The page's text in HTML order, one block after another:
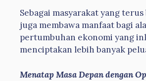
Sebagai masyarakat yang
juga membawa manfaat bagi
pertumbuhan ekonomi yang
menciptakan lebih banyak
Menatap Masa Depan dengan